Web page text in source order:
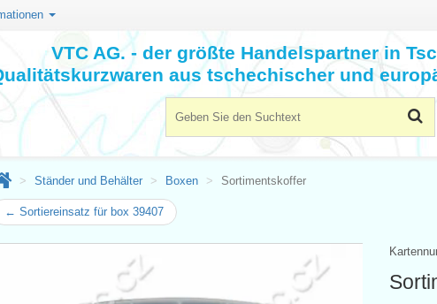
VTC AG. - der größte Handelspartner in
aus tschechischer und
Ständer und Behälter Boxen Sortimentskoffer
← Sortiereinsatz für box 39407